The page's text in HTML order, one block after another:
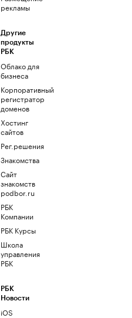
рекламы
Другие
продукты
РБК
Облако для
бизнеса
Корпоративный
регистратор
доменов
Хостинг
сайтов
Рег.решения
Знакомства
Сайт
знакомств
podbor.ru
РБК
Компании
РБК Курсы
Школа
управления
РБК
РБК
Новости
iOS